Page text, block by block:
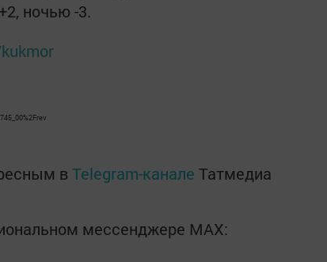
ночью -3.
в Telegram-канале Татмедиа
мессенджере MАХ: